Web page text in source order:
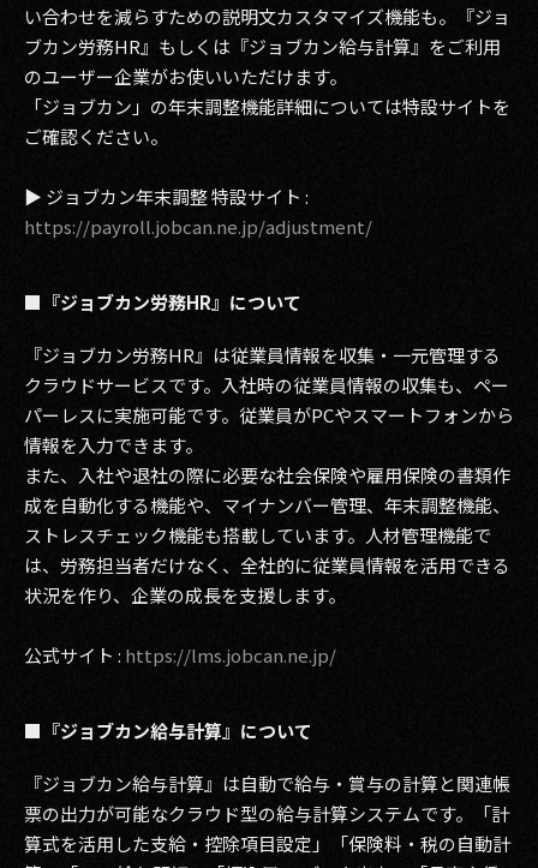
い合わせを減らすための説明文カスタマイズ機能も。『ジョ
ブカン労務HR』もしくは『ジョブカン給与計算』をご利用
のユーザー企業がお使いいただけます。
「ジョブカン」の年末調整機能詳細については特設サイトを
ご確認ください。
▶ ジョブカン年末調整 特設サイト :
https://payroll.jobcan.ne.jp/adjustment/
■『ジョブカン労務HR』について
『ジョブカン労務HR』は従業員情報を収集・一元管理する
クラウドサービスです。入社時の従業員情報の収集も、ペー
パーレスに実施可能です。従業員がPCやスマートフォンから
情報を入力できます。
また、入社や退社の際に必要な社会保険や雇用保険の書類作
成を自動化する機能や、マイナンバー管理、年末調整機能、
ストレスチェック機能も搭載しています。人材管理機能で
は、労務担当者だけなく、全社的に従業員情報を活用できる
状況を作り、企業の成長を支援します。
公式サイト : https://lms.jobcan.ne.jp/
■『ジョブカン給与計算』について
『ジョブカン給与計算』は自動で給与・賞与の計算と関連帳
票の出力が可能なクラウド型の給与計算システムです。「計
算式を活用した支給・控除項目設定」「保険料・税の自動計